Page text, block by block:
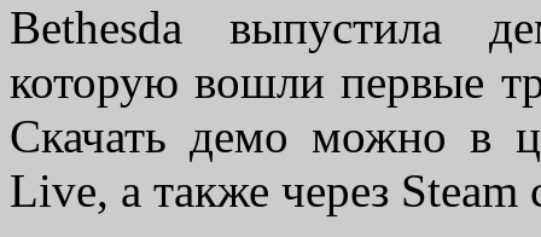
Bethesda выпустила
которую вошли первые
Скачать демо можно в
Live, а также через Steam